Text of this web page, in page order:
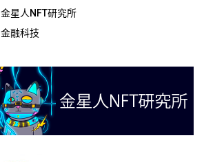
金星人NFT研究所
金融科技